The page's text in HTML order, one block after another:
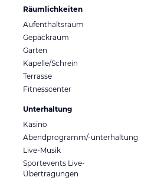
Räumlichkeiten
Aufenthaltsraum
Gepäckraum
Garten
Kapelle/Schrein
Terrasse
Fitnesscenter
Unterhaltung
Kasino
Abendprogramm/-unterhaltung
Live-Musik
Sportevents Live-
Übertragungen